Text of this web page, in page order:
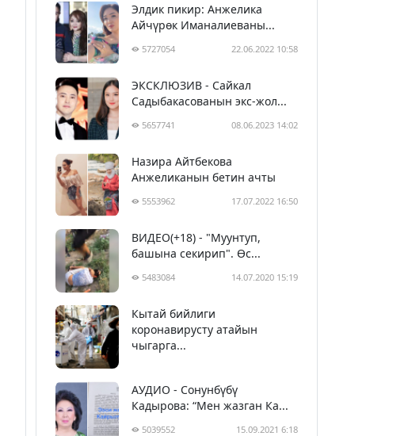
Элдик пикир: Анжелика
Айчүрөк Иманалиеваны...
5727054 22.06.2022 10:58
ЭКСКЛЮЗИВ - Сайкал
Садыбакасованын экс-жол...
5657741 08.06.2023 14:02
Назира Айтбекова
Анжеликанын бетин ачты
5553962 17.07.2022 16:50
ВИДЕО(+18) - "Муунтуп,
башына секирип". Өс...
5483084 14.07.2020 15:19
Кытай бийлиги
коронавирусту атайын
чыгарга...
АУДИО - Сонунбүбү
Кадырова: “Мен жазган Ка...
5039552 15.09.2021 6:18